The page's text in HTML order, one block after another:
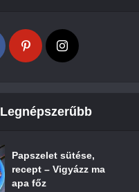
Legnépszerűbb
Papszelet sütése,
recept – Vigyázz ma
apa főz